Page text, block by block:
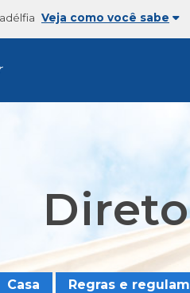
Veja como você sabe
Casa Regras e